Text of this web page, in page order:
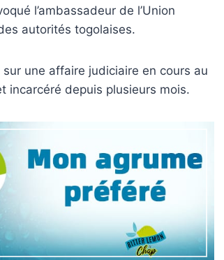
l’ambassadeur de l’Union
autorités togolaises.
une affaire judiciaire en cours au
incarcéré depuis plusieurs mois.